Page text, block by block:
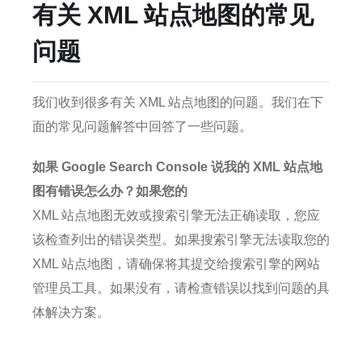
有关 XML 站点地图的常见
问题
我们收到很多有关 XML 站点地图的问题。 我们在下
面的常见问题解答中回答了一些问题。
如果 Google Search Console 说我的 XML 站点地
图有错误怎么办？如果您的
XML 站点地图无效或搜索引擎无法正确读取，您应
该检查列出的错误类型。 如果搜索引擎无法读取您的
XML 站点地图，请确保将其提交给搜索引擎的网站
管理员工具。 如果没有，请检查错误以找到问题的具
体解决方案。